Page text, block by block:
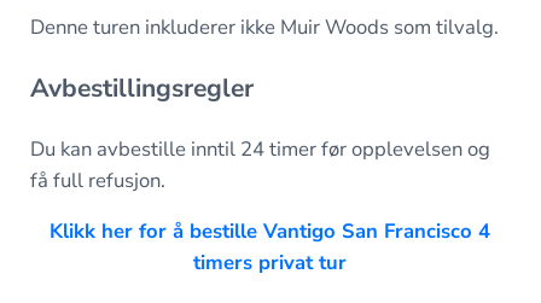
Denne turen inkluderer ikke Muir Woods som tilvalg.
Avbestillingsregler
Du kan avbestille inntil 24 timer før opplevelsen og
få full refusjon.
Klikk her for å bestille Vantigo San Francisco 4
timers privat tur